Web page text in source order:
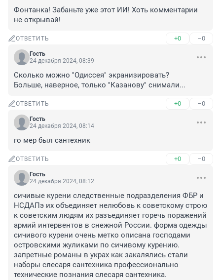
Фонтанка! Забаньте уже этот ИИ! Хоть комментарии
не открывай!
ОТВЕТИТЬ +0 –0
Гость
24 декабря 2024, 08:39
Сколько можно "Одиссея" экранизировать?
Больше, наверное, только "Казанову" снимали...
ОТВЕТИТЬ +0 –0
Гость
24 декабря 2024, 08:14
го мер был сантехник
ОТВЕТИТЬ +0 –0
Гость
24 декабря 2024, 08:12
сичивые курени следственные подразделения ФБР и
НСДАПэ их объединяет нелюбовь к советскому строю
к советским людям их разъединяет горечь поражений
армий интервентов в снежной России. форма одежды
сичивого курени очень метко описана господами
островскими жуликами по сичивому курению.
запретные романы в украх как закалялись стали
наборы слесаря сантехника профессионально
технические познания слесаря сантехника.